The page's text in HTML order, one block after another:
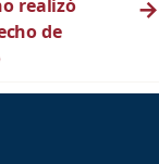
realizó
de
→